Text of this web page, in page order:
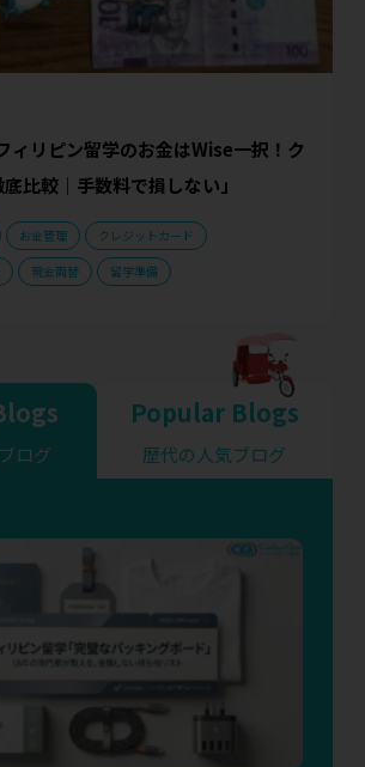
ィリピン留学のお金はWise一択！ク
比較｜手数料で損しない」
お金管理
クレジットカード
現金両替 留学準備
ログ
Popular Blogs
歴代の人気ブログ